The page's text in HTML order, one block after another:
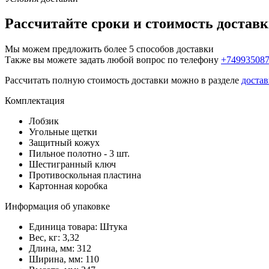
Рассчитайте сроки и стоимость
Мы можем предложить более 5 способов доставки
Также вы можете задать любой вопрос по телефону
Рассчитать полную стоимость доставки можно в разделе
Комплектация
Лобзик
Угольные щетки
Защитный кожух
Пильное полотно - 3 шт.
Шестигранный ключ
Противоскольная пластина
Картонная коробка
Информация об упаковке
Единица товара: Штука
Вес, кг: 3,32
Длина, мм: 312
Ширина, мм: 110